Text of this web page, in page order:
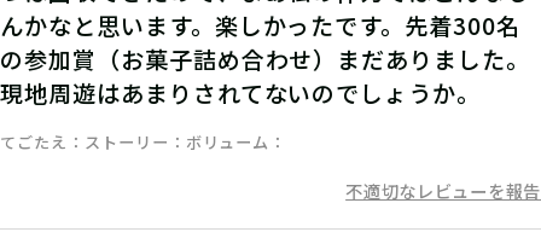
んかなと思います。楽しかったです。先着300名
の参加賞（お菓子詰め合わせ）まだありました。
現地周遊はあまりされてないのでしょうか。
てごたえ ストーリー ボリューム
不適切なレビューを報告